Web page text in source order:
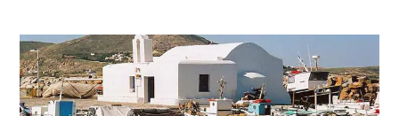
development
for
Paros
&